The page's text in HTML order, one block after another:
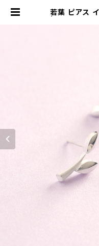
若葉 ピアス